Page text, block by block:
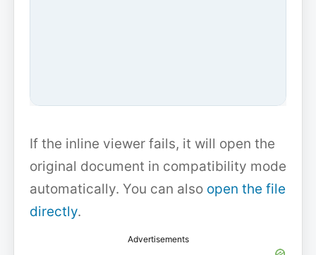
If the inline viewer fails, it will open the
original document in compatibility mode
automatically. You can also open the file
directly.
Advertisements